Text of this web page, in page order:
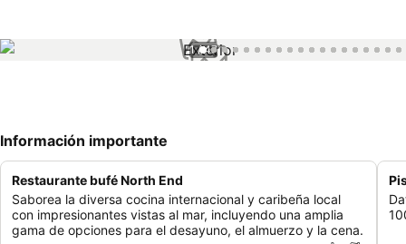
1 / 47
Información importante
Restaurante bufé North End
Saborea la diversa cocina internacional y caribeña local
con impresionantes vistas al mar, incluyendo una amplia
gama de opciones para el desayuno, el almuerzo y la cena.